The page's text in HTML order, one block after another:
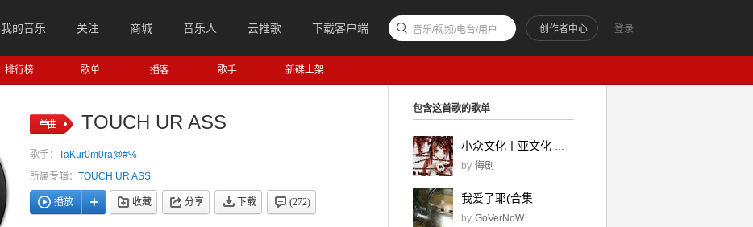
我的音乐 关注 商城 音乐人 云推歌 下载客户端 登录
创作者中心
音乐/视频/电台/用户
排行榜 歌单 播客 歌手 新碟上架